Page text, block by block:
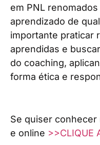
em PNL
aprendizado de
importante praticar
aprendidas e
do coaching,
forma ética e
Se quiser
e online >>CLIQUE